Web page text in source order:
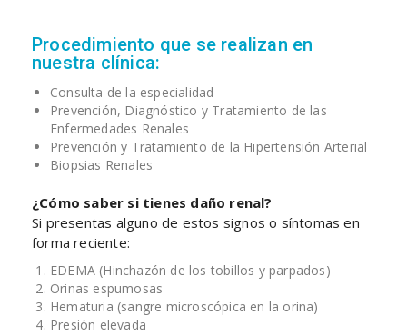
Procedimiento que se realizan en
nuestra clínica:
Consulta de la especialidad
Prevención, Diagnóstico y Tratamiento de las
Enfermedades Renales
Prevención y Tratamiento de la Hipertensión Arterial
Biopsias Renales
¿Cómo saber si tienes daño renal?
Si presentas alguno de estos signos o síntomas en
forma reciente:
EDEMA (Hinchazón de los tobillos y parpados)
Orinas espumosas
Hematuria (sangre microscópica en la orina)
Presión elevada